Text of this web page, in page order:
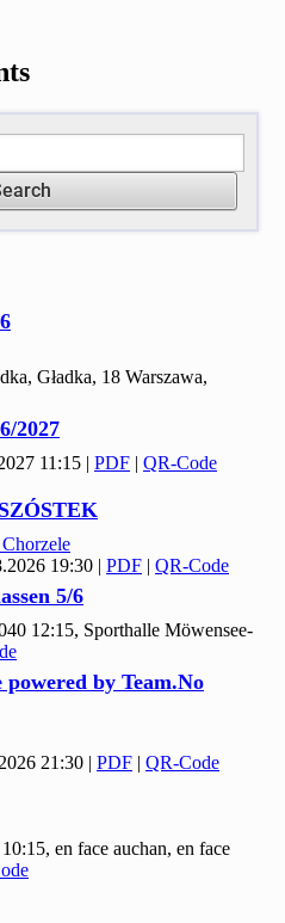
Gładka, 18 Warszawa,
2027
11:15 | PDF | QR-Code
19:30 | PDF | QR-Code
5/6
12:15, Sporthalle Möwensee-
by Team.No
21:30 | PDF | QR-Code
en face auchan, en face